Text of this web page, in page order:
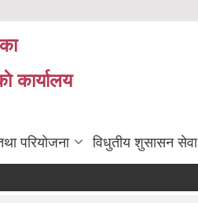
कार्यालय
परियोजना विधुतीय शुसासन सेवा